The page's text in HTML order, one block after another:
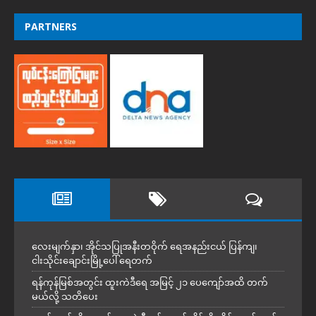
PARTNERS
လေးမျက်နှာ၊ အိုင်သပြုအနီးတဝိုက် ရေအနည်းငယ် ပြန်ကျ၊
ငါးသိုင်းချောင်းမြို့ပေါ် ရေတက်
ရန်ကုန်မြစ်အတွင်း ထူးကဲဒီရေ အ​မြင့် ၂၁ ပေကျော်အထိ တက်
မယ်လို့ သတိပေး